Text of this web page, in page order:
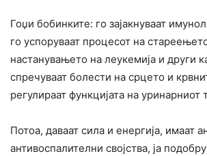
Гоџи бобинките: го зајакнуваат
го успоруваат процесот на
настанувањето на леукемија и други
спречуваат болести на срцето и
регулираат функцијата на уринарниот
Потоа, даваат сила и енергија, имаат
антивоспалителни својства, ја